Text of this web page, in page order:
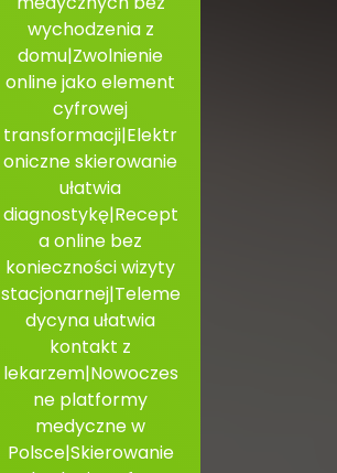
wychodzenia z
domu|Zwolnienie
online jako element
cyfrowej
transformacji|Elektr
oniczne skierowanie
ułatwia
diagnostykę|Recept
a online bez
konieczności wizyty
stacjonarnej|Teleme
dycyna ułatwia
kontakt z
lekarzem|Nowoczes
ne platformy
medyczne w
Polsce|Skierowanie